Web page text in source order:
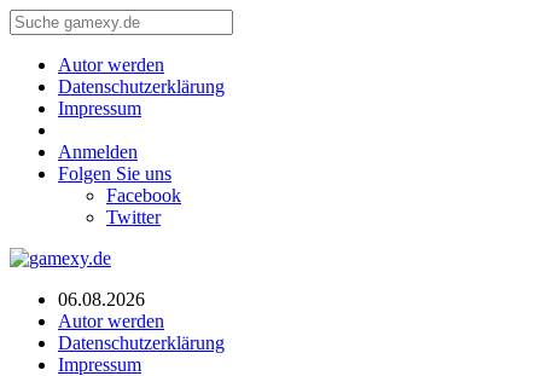
Autor werden
Datenschutzerklärung
Impressum
Anmelden
Folgen Sie uns
Facebook
Twitter
06.08.2026
Autor werden
Datenschutzerklärung
Impressum